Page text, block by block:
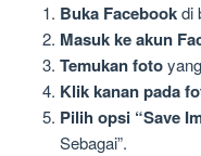
Buka Facebookdi
Masuk ke akun
Temukan foto
Klik kanan pada
Pilih opsi “Save
Sebagai”.